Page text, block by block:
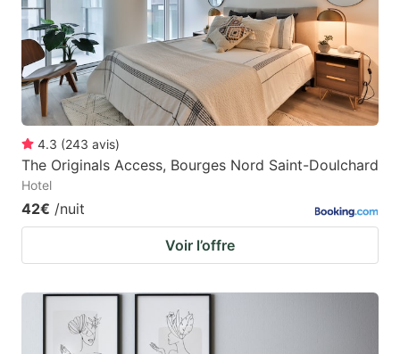
4.3 (243 avis)
The Originals Access, Bourges Nord Saint-Doulchard
Hotel
42€ /nuit
Voir l’offre